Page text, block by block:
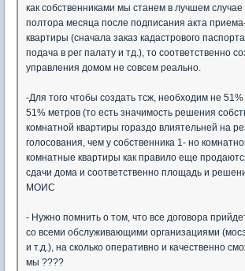
как собственниками мы станем в лучшем случае
полтора месяца после подписания акта
квартиры (сначала заказ кадастрового
подача в рег палату и тд.), то соответственно
управления домом не совсем реально.
-Для того чтобы создать тсж, необходим не 51%
51% метров (то есть значимость решения
комнатной квартиры гораздо влиятельней на
голосования, чем у собственника 1- но
комнатные квартиры как правило еще
сдачи дома и соответственно площадь и
МОИС
- Нужно помнить о том, что все договора
со всеми обслуживающими организациями
и т.д.), на сколько оперативно и качественно
мы ????